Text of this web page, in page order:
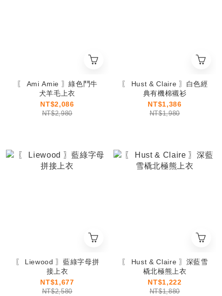
〖 Ami Amie 〗綠色鬥牛
犬羊毛上衣
NT$2,086
NT$2,980
〖 Hust & Claire 〗白色經
典有機棉襯衫
NT$1,386
NT$1,980
〖 Liewood 〗藍綠字母拼
接上衣
NT$1,677
NT$2,580
〖 Hust & Claire 〗深藍雪
橇北極熊上衣
NT$1,222
NT$1,880